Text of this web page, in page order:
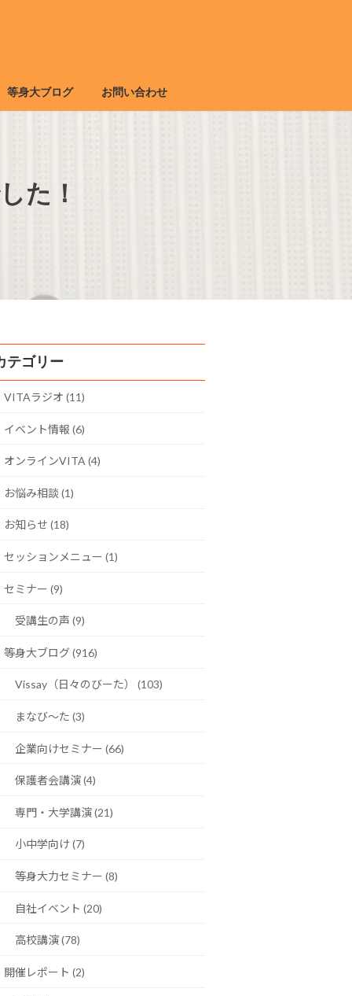
等身大ブログ お問い合わせ
た！
テゴリー
VITAラジオ (11)
イベント情報 (6)
オンラインVITA (4)
お悩み相談 (1)
お知らせ (18)
セッションメニュー (1)
セミナー (9)
受講生の声 (9)
等身大ブログ (916)
Vissay（日々のびーた） (103)
まなび〜た (3)
企業向けセミナー (66)
保護者会講演 (4)
専門・大学講演 (21)
小中学向け (7)
等身大力セミナー (8)
自社イベント (20)
高校講演 (78)
開催レポート (2)